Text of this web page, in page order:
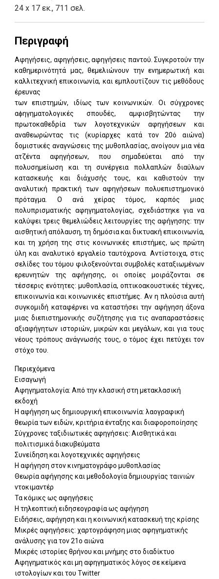
24 x 17 εκ., 711 σελ.
Περιγραφή
Αφηγήσεις, αφηγήσεις, αφηγήσεις παντού. Συγκροτούν την
καθημερινότητά μας, θεμελιώνουν την ενημερωτική και
καλλιτεχνική επικοινωνία, και εμπλουτίζουν τις μεθόδους
έρευνας
των επιστημών, ιδίως των κοινωνικών. Οι σύγχρονες
αϕηγηματολογικές σπουδές, αμφισβητώντας την
πρωτοκαθεδρία των λογοτεχνικών αφηγήσεων και
αναθεωρώντας τις (κυρίαρχες κατά τον 20ό αιώνα)
δομιστικές αναγνώσεις της μυθοπλασίας, ανοίγουν μια νέα
ατζέντα αφηγήσεων, που σημαδεύεται από την
πολυσημείωση και τη συνέργεια πολλαπλών διαύλων
κατασκευής και διάχυσής τους, και καθιστούν την
αναλυτική πρακτική των αφηγήσεων πολυεπιστημονικό
πρόταγμα. Ο ανά χείρας τόμος, καρπός μιας
πολυπρισματικής αφηγηματολογίας, σχεδιάστηκε για να
καλύψει τρεις θεμελιώδεις λειτουργίες της αφήγησης: την
αισθητική απόλαυση, τη δημόσια και δικτυακή επικοινωνία,
και τη χρήση της στις κοινωνικές επιστήμες, ως πρώτη
ύλη και αναλυτικό εργαλείο ταυτόχρονα. Αντίστοιχα, στις
σελίδες του τόμου φιλοξενούνται συμβολές καταξιωμένων
ερευνητών της αφήγησης, οι οποίες μοιράζονται σε
τέσσερις ενότητες: μυθοπλασία, οπτικοακουστικές τέχνες,
επικοινωνία και κοινωνικές επιστήμες. Αν η πλούσια αυτή
συγκομιδή καταφέρνει να καταστήσει την αφήγηση άξονα
μιας διεπιστημονικής συζήτησης για τις αναπαραστάσεις
αξιαφήγητων ιστοριών, μικρών και μεγάλων, και για τους
νέους τρόπους ανάγνωσής τους, ο τόμος έχει πετύχει τον
στόχο του.
Περιεχόμενα
Εισαγωγή
Αφηγηματολογία: Από την κλασική στη μετακλασική
εκδοχή
Η αφήγηση ως δημιουργική επικοινωνία: λαογραφική
θεωρία των ειδών, κριτήρια ένταξης και διαφοροποίησης
Σύγχρονες ταξιδιωτικές αφηγήσεις: Αισθητικά και
πολιτισμικά διακυβεύματα
Συνείδηση και λογοτεχνικές αφηγήσεις
Η αφήγηση στον κινηματογράφο μυθοπλασίας
Θεωρία αφήγησης και μεθοδολογία δημιουργίας ταινιών
ντοκιμαντέρ
Τα κόμικς ως αφηγήσεις
Η τηλεοπτική ειδησεογραφία ως αφήγηση
Ειδήσεις, αφήγηση και η κοινωνική κατασκευή της κρίσης
Μικρές αφηγήσεις: χαρτογράφηση μιας αφηγηματικής
ανάλυσης για τον 21ο αιώνα
Μικρές ιστορίες θρήνου και μνήμης στο διαδίκτυο
Αφηγηματικός και μη αφηγηματικός λόγος σε κείμενα
ιστολογίων και του Twitter